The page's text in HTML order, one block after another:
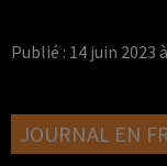
Publié : 14 juin 2023
JOURNAL EN